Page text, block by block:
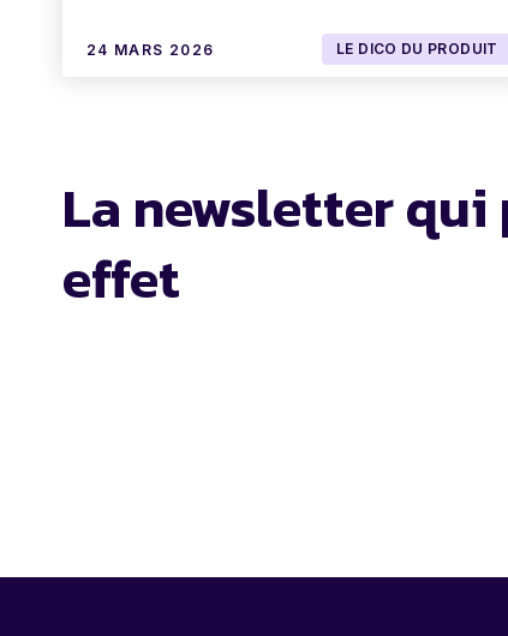
24 MARS 2026 LE DICO DU PRODUIT
La newsletter
effet